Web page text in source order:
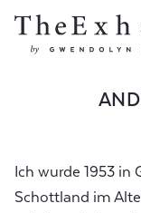
Ich wurde 1953 in
Schottland im